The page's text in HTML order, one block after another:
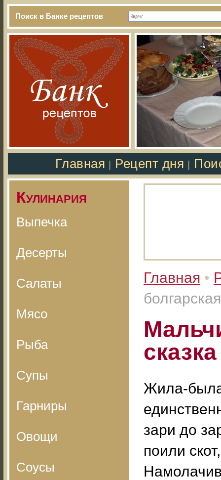
Поиск в Банке рецептов
Главная Рецепт дня
Кулинария
Выпечка
Десерты
Салаты
Мясо
Рыба
Супы
Гарниры
Овощи
Соусы
Главная •
Жила-
зари до
поили